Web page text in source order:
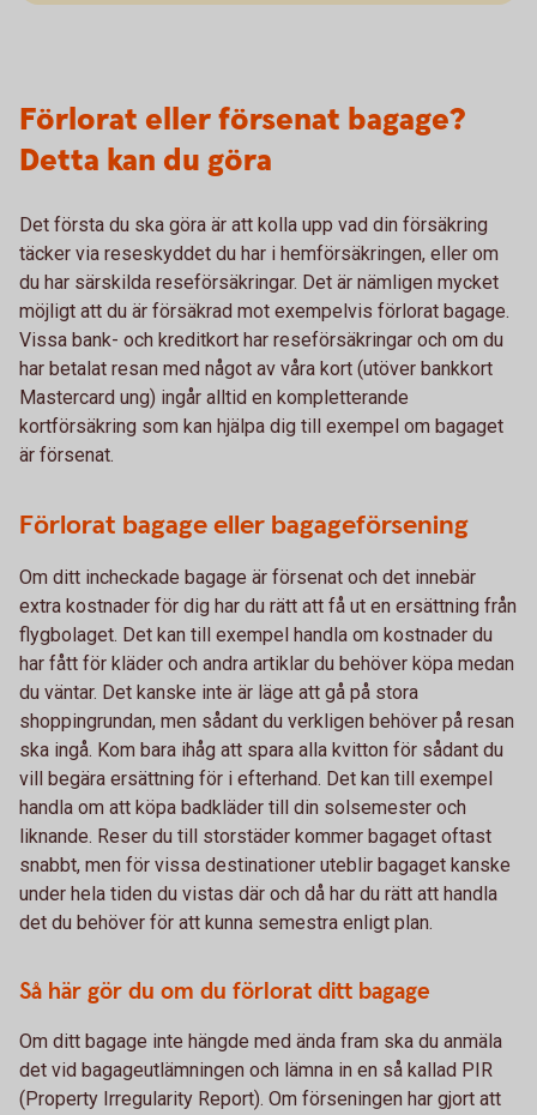
Förlorat eller försenat bagage?
Detta kan du göra
Det första du ska göra är att kolla upp vad din försäkring
täcker via reseskyddet du har i hemförsäkringen, eller om
du har särskilda reseförsäkringar. Det är nämligen mycket
möjligt att du är försäkrad mot exempelvis förlorat bagage.
Vissa bank- och kreditkort har reseförsäkringar och om du
har betalat resan med något av våra kort (utöver bankkort
Mastercard ung) ingår alltid en kompletterande
kortförsäkring som kan hjälpa dig till exempel om bagaget
är försenat.
Förlorat bagage eller bagageförsening
Om ditt incheckade bagage är försenat och det innebär
extra kostnader för dig har du rätt att få ut en ersättning från
flygbolaget. Det kan till exempel handla om kostnader du
har fått för kläder och andra artiklar du behöver köpa medan
du väntar. Det kanske inte är läge att gå på stora
shoppingrundan, men sådant du verkligen behöver på resan
ska ingå. Kom bara ihåg att spara alla kvitton för sådant du
vill begära ersättning för i efterhand. Det kan till exempel
handla om att köpa badkläder till din solsemester och
liknande. Reser du till storstäder kommer bagaget oftast
snabbt, men för vissa destinationer uteblir bagaget kanske
under hela tiden du vistas där och då har du rätt att handla
det du behöver för att kunna semestra enligt plan.
Så här gör du om du förlorat ditt bagage
Om ditt bagage inte hängde med ända fram ska du anmäla
det vid bagageutlämningen och lämna in en så kallad PIR
(Property Irregularity Report). Om förseningen har gjort att